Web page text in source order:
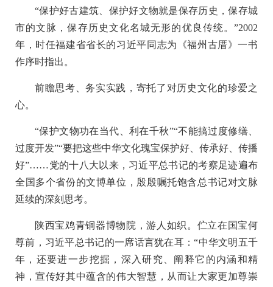
“保护好古建筑、保护好文物就是保存历史，保存城
市的文脉，保存历史文化名城无形的优良传统。”2002
年，时任福建省省长的习近平同志为《福州古厝》一书
作序时指出。
前瞻思考、务实实践，寄托了对历史文化的珍爱之
心。
“保护文物功在当代、利在千秋”“不能搞过度修缮、
过度开发”“要把这些中华文化瑰宝保护好、传承好、传播
好”……党的十八大以来，习近平总书记的考察足迹遍布
全国多个省份的文博单位，殷殷嘱托饱含总书记对文脉
延续的深刻思考。
陕西宝鸡青铜器博物院，游人如织。伫立在国宝何
尊前，习近平总书记的一席话言犹在耳：“中华文明五千
年，还要进一步挖掘，深入研究、阐释它的内涵和精
神，宣传好其中蕴含的伟大智慧，从而让大家更加尊崇